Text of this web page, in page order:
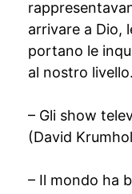
arrivare a Dio,
portano le
al nostro
– Gli show
(David
– Il mondo ha